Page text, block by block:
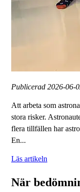
Publicerad 2026-06-
Att arbeta som
stora risker.
flera tillfällen har
En...
Läs artikeln
När